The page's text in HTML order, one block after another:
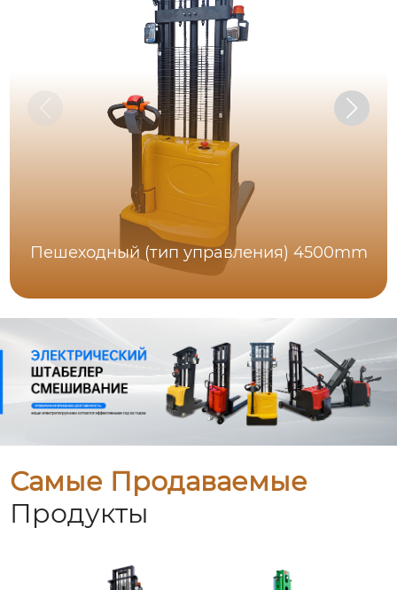
Пешеходный (тип управления) 4500mm
Самые Продаваемые
Продукты